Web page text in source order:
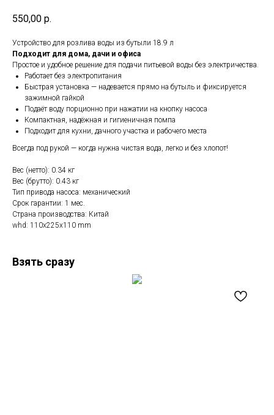
550,00 р.
Устройство для розлива воды из бутыли 18.9 л
Подходит для дома, дачи и офиса
Простое и удобное решение для подачи питьевой воды без электричества.
Работает без электропитания
Быстрая установка — надевается прямо на бутыль и фиксируется
зажимной гайкой
Подаёт воду порционно при нажатии на кнопку насоса
Компактная, надёжная и гигиеничная помпа
Подходит для кухни, дачного участка и рабочего места
Всегда под рукой — когда нужна чистая вода, легко и без хлопот!
Вес (нетто): 0.34 кг
Вес (брутто): 0.43 кг
Тип привода насоса: механический
Срок гарантии: 1 мес.
Страна производства: Китай
whd: 110x225x110 mm
Взять сразу